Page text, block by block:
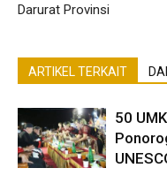
Darurat Provinsi
ARTIKEL TERKAIT
50